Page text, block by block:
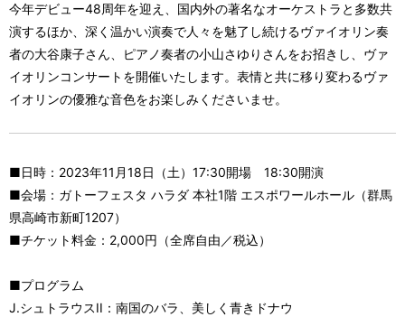
今年デビュー48周年を迎え、国内外の著名なオーケストラと多数共
演するほか、深く温かい演奏で人々を魅了し続けるヴァイオリン奏
者の大谷康子さん、ピアノ奏者の小山さゆりさんをお招きし、ヴァ
イオリンコンサートを開催いたします。表情と共に移り変わるヴァ
イオリンの優雅な音色をお楽しみくださいませ。
■日時：2023年11月18日（土）17:30開場 18:30開演
■会場：ガトーフェスタ ハラダ 本社1階 エスポワールホール（群馬
県高崎市新町1207）
■チケット料金：2,000円（全席自由／税込）
■プログラム
J.シュトラウスII：南国のバラ、美しく青きドナウ